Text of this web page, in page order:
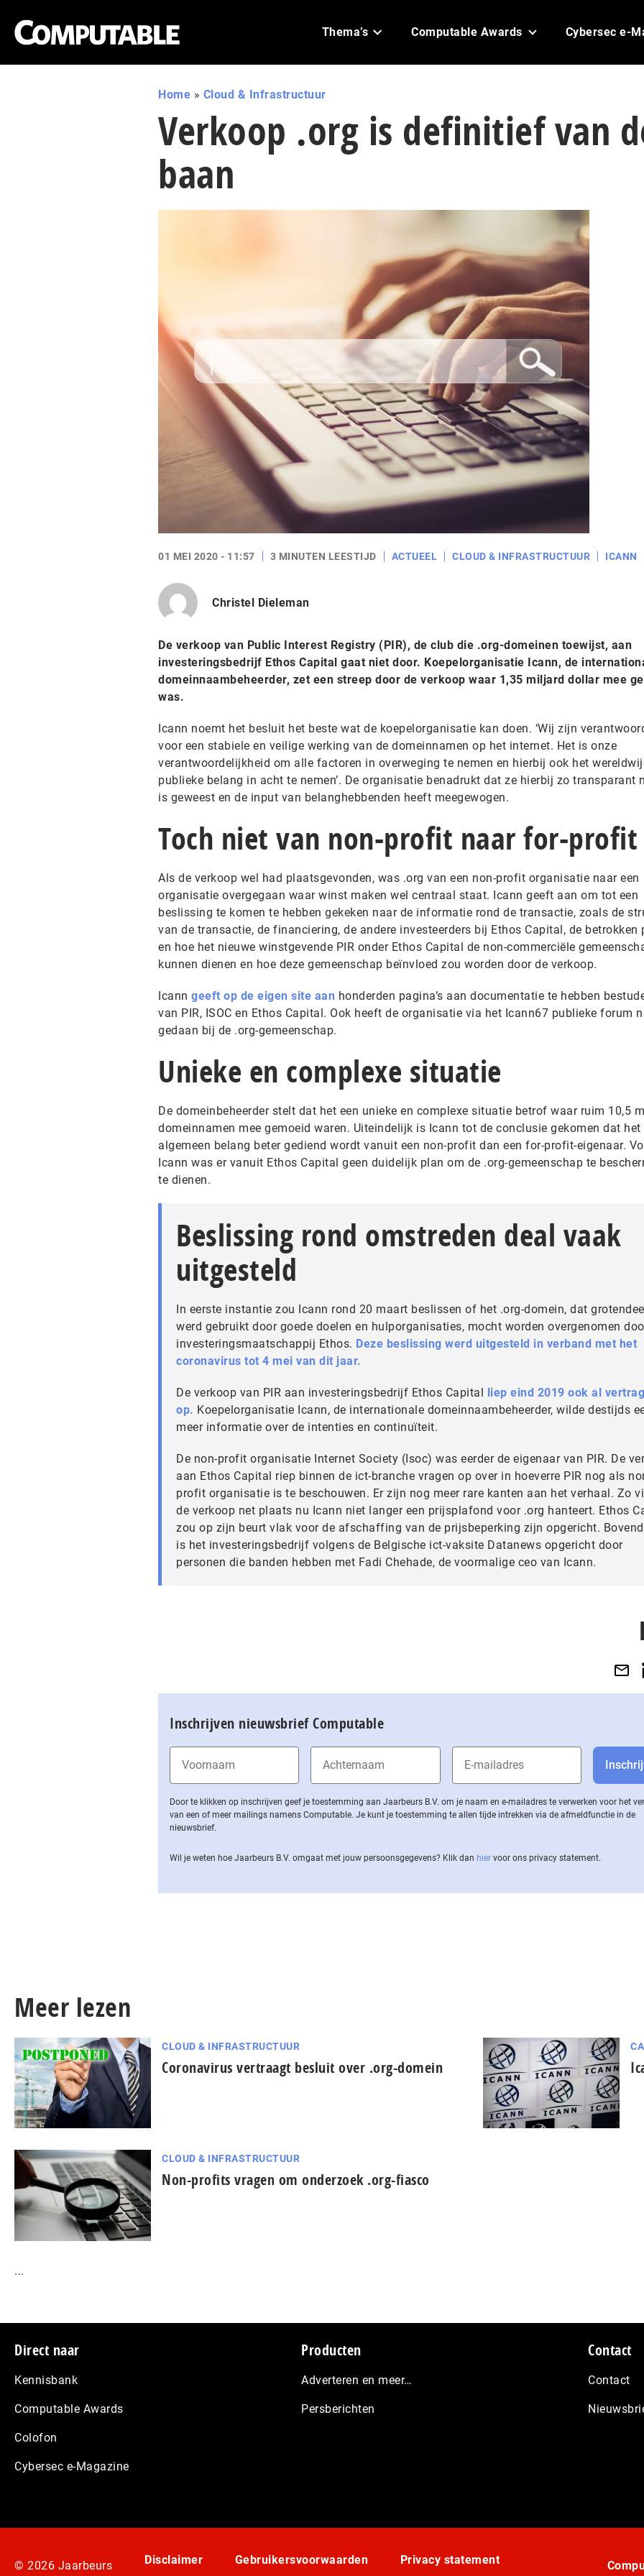
Thema’s Computable Awards Cybersec e-
Home » Cloud & Infrastructuur
Verkoop .org is definitief van
baan
01 MEI 2020 - 11:57 3 MINUTEN LEESTIJD ACTUEEL CLOUD & INFRASTRUCTUUR ICANN
Christel Dieleman
De verkoop van Public Interest Registry (PIR), de club die .org-domeinen toewijst, aan
investeringsbedrijf Ethos Capital gaat niet door. Koepelorganisatie Icann, de
domeinnaambeheerder, zet een streep door de verkoop waar 1,35 miljard dollar mee
was.
Icann noemt het besluit het beste wat de koepelorganisatie kan doen. ‘Wij zijn
voor een stabiele en veilige werking van de domeinnamen op het internet. Het is onze
verantwoordelijkheid om alle factoren in overweging te nemen en hierbij ook het
publieke belang in acht te nemen’. De organisatie benadrukt dat ze hierbij zo transparant
is geweest en de input van belanghebbenden heeft meegewogen.
Toch niet van non-profit naar for-profit
Als de verkoop wel had plaatsgevonden, was .org van een non-profit organisatie naar een
organisatie overgegaan waar winst maken wel centraal staat. Icann geeft aan om tot een
beslissing te komen te hebben gekeken naar de informatie rond de transactie, zoals de
van de transactie, de financiering, de andere investeerders bij Ethos Capital, de betrokken
en hoe het nieuwe winstgevende PIR onder Ethos Capital de non-commerciële
kunnen dienen en hoe deze gemeenschap beïnvloed zou worden door de verkoop.
Icann geeft op de eigen site aan honderden pagina’s aan documentatie te hebben
van PIR, ISOC en Ethos Capital. Ook heeft de organisatie via het Icann67 publieke forum
gedaan bij de .org-gemeenschap.
Unieke en complexe situatie
De domeinbeheerder stelt dat het een unieke en complexe situatie betrof waar ruim 10,5
domeinnamen mee gemoeid waren. Uiteindelijk is Icann tot de conclusie gekomen dat het
algemeen belang beter gediend wordt vanuit een non-profit dan een for-profit-eigenaar.
Icann was er vanuit Ethos Capital geen duidelijk plan om de .org-gemeenschap te
te dienen.
Beslissing rond omstreden deal vaak
uitgesteld
In eerste instantie zou Icann rond 20 maart beslissen of het .org-domein, dat
werd gebruikt door goede doelen en hulporganisaties, mocht worden overgenomen
investeringsmaatschappij Ethos. Deze beslissing werd uitgesteld in verband met het
coronavirus tot 4 mei van dit jaar.
De verkoop van PIR aan investeringsbedrijf Ethos Capital liep eind 2019 ook al
op. Koepelorganisatie Icann, de internationale domeinnaambeheerder, wilde destijds
meer informatie over de intenties en continuïteit.
De non-profit organisatie Internet Society (Isoc) was eerder de eigenaar van PIR. De
aan Ethos Capital riep binnen de ict-branche vragen op over in hoeverre PIR nog als
profit organisatie is te beschouwen. Er zijn nog meer rare kanten aan het verhaal. Zo
de verkoop net plaats nu Icann niet langer een prijsplafond voor .org hanteert. Ethos
zou op zijn beurt vlak voor de afschaffing van de prijsbeperking zijn opgericht.
is het investeringsbedrijf volgens de Belgische ict-vaksite Datanews opgericht door
personen die banden hebben met Fadi Chehade, de voormalige ceo van Icann.
Inschrijven nieuwsbrief Computable
Door te klikken op inschrijven geef je toestemming aan Jaarbeurs B.V. om je naam en e-mailadres te verwerken voor het
van een of meer mailings namens Computable. Je kunt je toestemming te allen tijde intrekken via de af­meld­func­tie in de
nieuwsbrief.
Wil je weten hoe Jaarbeurs B.V. omgaat met jouw per­soons­ge­ge­vens? Klik dan hier voor ons privacy statement.
Meer lezen
CLOUD & INFRASTRUCTUUR
Coronavirus vertraagt besluit over .org-domein
CLOUD & INFRASTRUCTUUR
Non-profits vragen om onderzoek .org-fiasco
...
Footer
Direct naar
Kennisbank
Computable Awards
Colofon
Cybersec e-Magazine
Producten
Adverteren en meer…
Persberichten
Contact
Contact
© 2026 Jaarbeurs Disclaimer Gebruikersvoorwaarden Privacy statement